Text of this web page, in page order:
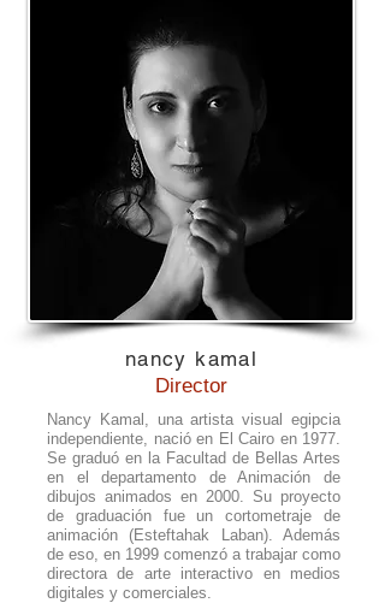
nancy kamal
Director
Nancy Kamal, una artista visual egipcia
independiente, nació en El Cairo en 1977.
Se graduó en la Facultad de Bellas Artes
en el departamento de Animación de
dibujos animados en 2000. Su proyecto
de graduación fue un cortometraje de
animación (Esteftahak Laban). Además
de eso, en 1999 comenzó a trabajar como
directora de arte interactivo en medios
digitales y comerciales.